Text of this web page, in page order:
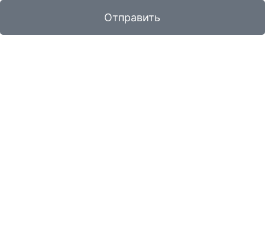
Отправить